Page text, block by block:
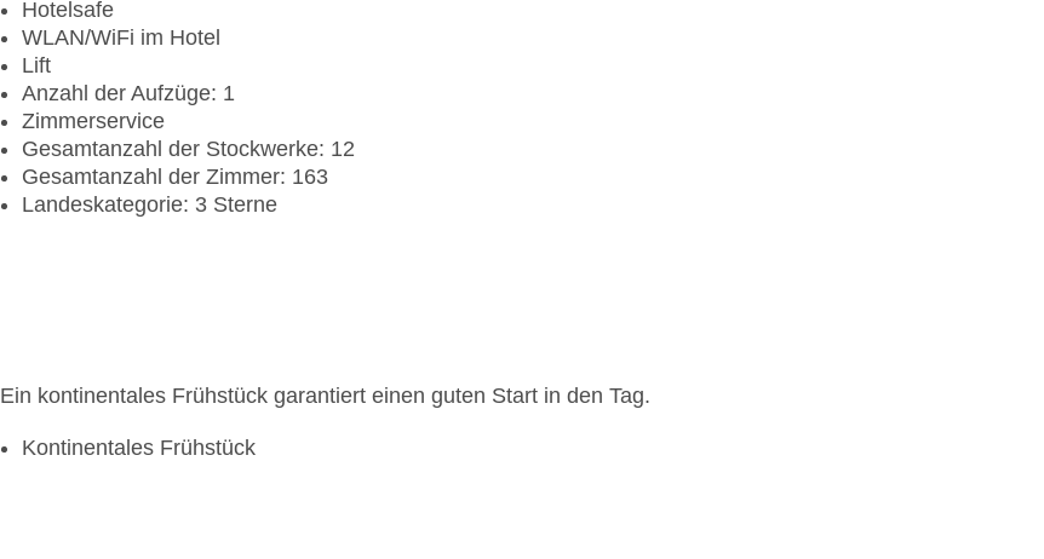
Hotelsafe
WLAN/WiFi im Hotel
Lift
Anzahl der Aufzüge: 1
Zimmerservice
Gesamtanzahl der Stockwerke: 12
Gesamtanzahl der Zimmer: 163
Landeskategorie: 3 Sterne
Ein kontinentales Frühstück garantiert einen guten Start in den Tag.
Kontinentales Frühstück